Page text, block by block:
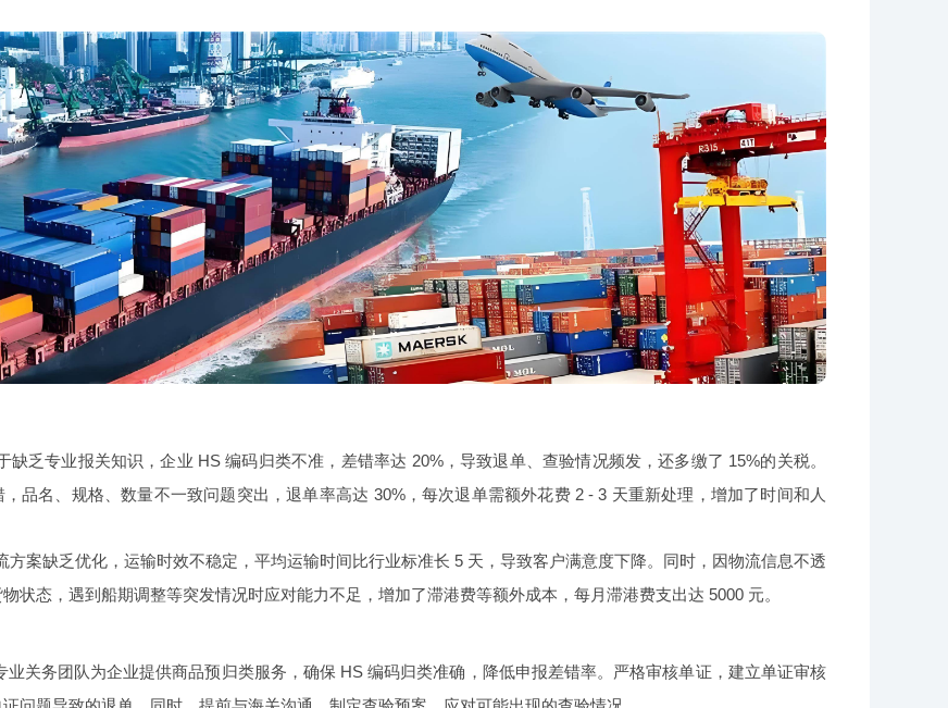
缺乏专业报关知识，企业 HS 编码归类不准，差错率达 20%，导致退单、查验情况频发，还多缴了 15%的关税。
品名、规格、数量不一致问题突出，退单率高达 30%，每次退单需额外花费 2 - 3 天重新处理，增加了时间和人
方案缺乏优化，运输时效不稳定，平均运输时间比行业标准长 5 天，导致客户满意度下降。同时，因物流信息不透
状态，遇到船期调整等突发情况时应对能力不足，增加了滞港费等额外成本，每月滞港费支出达 5000 元。
业关务团队为企业提供商品预归类服务，确保 HS 编码归类准确，降低申报差错率。严格审核单证，建立单证审核